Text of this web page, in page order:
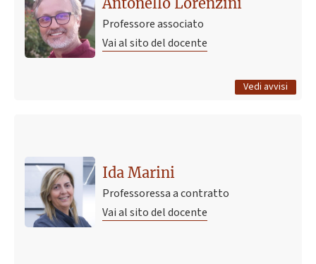
Professore associato
Vai al sito del docente
Vedi avvisi
Tutti gli avvisi
Ida Marini
Professoressa a contratto
Vai al sito del docente